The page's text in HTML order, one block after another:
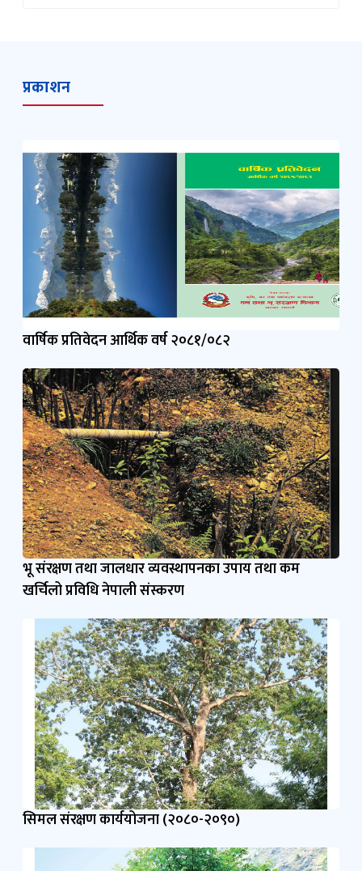
प्रकाशन
वार्षिक प्रतिवेदन आर्थिक वर्ष २०८१/०८२
भू संरक्षण तथा जालधार व्यवस्थापनका उपाय तथा कम
खर्चिलो प्रविधि नेपाली संस्करण
सिमल संरक्षण कार्ययोजना (२०८०-२०९०)